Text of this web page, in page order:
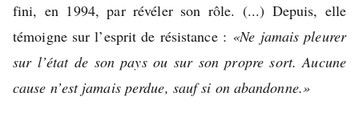
fini, en 1994, par révéler son rôle. (...) Depuis, elle
témoigne sur l’esprit de résistance : «Ne jamais pleurer
sur l’état de son pays ou sur son propre sort. Aucune
cause n’est jamais perdue, sauf si on abandonne.»